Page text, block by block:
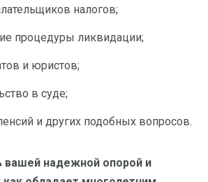
налогов;
процедуры ликвидации;
и юристов;
в суде;
и других подобных вопросов.
надежной опорой и